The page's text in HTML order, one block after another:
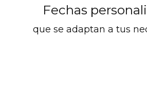
Fechas
que se adaptan a tus